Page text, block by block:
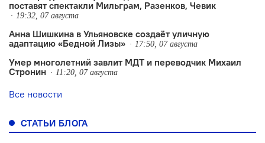
поставят спектакли Мильграм, Разенков, Чевик
19:32, 07 августа
Анна Шишкина в Ульяновске создаëт уличную
адаптацию «Бедной Лизы»
17:50, 07 августа
Умер многолетний завлит МДТ и переводчик Михаил
Стронин
11:20, 07 августа
Все новости
СТАТЬИ БЛОГА